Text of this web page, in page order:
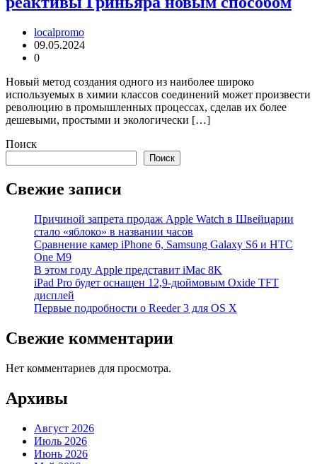
localpromo
09.05.2024
0
Новый метод создания одного из наиболее широко
используемых в химии классов соединений может произвести
революцию в промышленных процессах, сделав их более
дешевыми, простыми и экологически […]
Поиск
Поиск
Свежие записи
Причиной запрета продаж Apple Watch в Швейцарии
стало «яблоко» в названии часов
Cравнение камер iPhone 6, Samsung Galaxy S6 и HTC
One M9
В этом году Apple представит iMac 8K
iPad Pro будет оснащен 12,9-дюймовым Oxide TFT
дисплей
Первые подробности о Reeder 3 для OS X
Свежие комментарии
Нет комментариев для просмотра.
Архивы
Август 2026
Июль 2026
Июнь 2026